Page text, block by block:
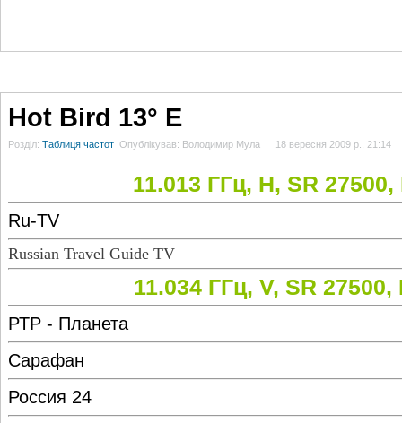
Hot Bird 13° E
Розділ: Таблиця частот Опублікував: Володимир Мула 18 вересня 2009 р., 21:14
11.013 ГГц, H, SR 27500,
Ru-TV
Russian Travel Guide TV
11.034 ГГц, V, SR 27500,
РТР - Планета
Сарафан
Россия 24